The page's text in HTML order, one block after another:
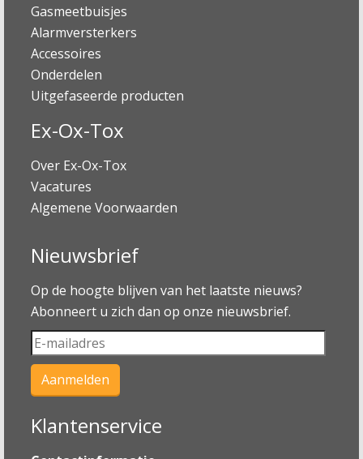
Gasmeetbuisjes
Alarmversterkers
Accessoires
Onderdelen
Uitgefaseerde producten
Ex-Ox-Tox
Over Ex-Ox-Tox
Vacatures
Algemene Voorwaarden
Nieuwsbrief
Op de hoogte blijven van het laatste nieuws?
Abonneert u zich dan op onze nieuwsbrief.
Klantenservice